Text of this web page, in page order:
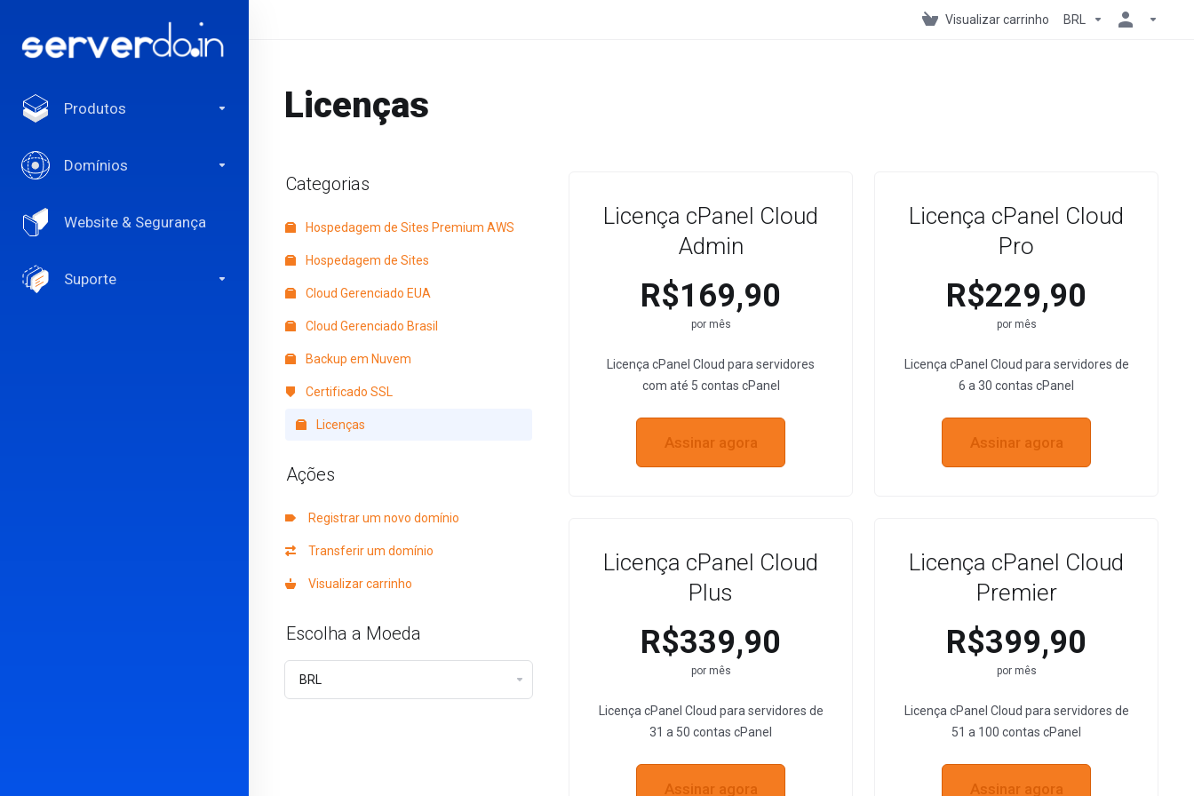
Produtos
Domínios
Website & Segurança
Suporte
Visualizar carrinho BRL
Licenças
Categorias
Hospedagem de Sites Premium AWS
Hospedagem de Sites
Cloud Gerenciado EUA
Cloud Gerenciado Brasil
Backup em Nuvem
Certificado SSL
Licenças
Ações
Registrar um novo domínio
Transferir um domínio
Visualizar carrinho
Escolha a Moeda
Licença cPanel Cloud
Admin
R$169,90
por mês
Licença cPanel Cloud para servidores
com até 5 contas cPanel
Assinar agora
Licença cPanel Cloud
Pro
R$229,90
por mês
Licença cPanel Cloud para servidores de
6 a 30 contas cPanel
Assinar agora
Licença cPanel Cloud
Plus
R$339,90
por mês
Licença cPanel Cloud para servidores de
31 a 50 contas cPanel
Assinar agora
Licença cPanel Cloud
Premier
R$399,90
por mês
Licença cPanel Cloud para servidores de
51 a 100 contas cPanel
Assinar agora